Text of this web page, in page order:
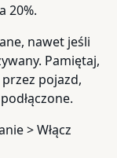
20%.
nawet jeśli
Pamiętaj,
pojazd,
> Włącz